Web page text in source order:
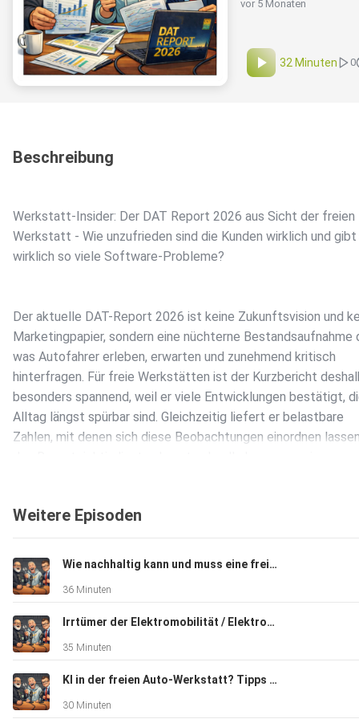
vor 5 Monaten
32 Minuten 0
Beschreibung
Werkstatt-Insider: Der DAT Report 2026 aus Sicht der freien
Werkstatt - Wie unzufrieden sind die Kunden wirklich und gibt
wirklich so viele Software-Probleme?
Der aktuelle DAT-Report 2026 ist keine Zukunftsvision und
Marketingpapier, sondern eine nüchterne Bestandsaufnahme
was Autofahrer erleben, erwarten und zunehmend kritisch
hinterfragen. Für freie Werkstätten ist der Kurzbericht
besonders spannend, weil er viele Entwicklungen bestätigt,
Alltag längst spürbar sind. Gleichzeitig liefert er belastbare
Zahlen, mit denen sich diese Beobachtungen einordnen
Die Abkürzung DAT steht für Deutsche Automobil Treuhand.
diesem Namen verbirgt sich seit Jahrzehnten eine der
automobilwirtschaftliche Analysen in Deutschland. Die DAT ist
keine Lobbyorganisation und kein Herstellerverband, sondern
Weitere Episoden
Wie nachhaltig kann und muss eine freie Werkstatt sein? | Werkstatt Insider Podcast
36 Minuten
Irrtümer der Elektromobilität / Elektroautos - Wir klären (uns) auf! Werkstatt Insider Podcast
35 Minuten
KI in der freien Auto-Werkstatt? Tipps und Tricks - Werkstatt Insider Podcast aus Bochum!
30 Minuten